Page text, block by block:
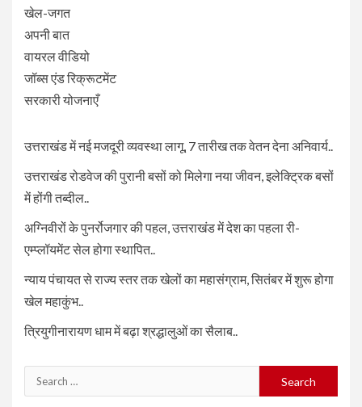
खेल-जगत
अपनी बात
वायरल वीडियो
जॉब्स एंड रिक्रूटमेंट
सरकारी योजनाएँ
उत्तराखंड में नई मजदूरी व्यवस्था लागू, 7 तारीख तक वेतन देना अनिवार्य..
उत्तराखंड रोडवेज की पुरानी बसों को मिलेगा नया जीवन, इलेक्ट्रिक बसों
में होंगी तब्दील..
अग्निवीरों के पुनर्रोजगार की पहल, उत्तराखंड में देश का पहला री-
एम्प्लॉयमेंट सेल होगा स्थापित..
न्याय पंचायत से राज्य स्तर तक खेलों का महासंग्राम, सितंबर में शुरू होगा
खेल महाकुंभ..
त्रियुगीनारायण धाम में बढ़ा श्रद्धालुओं का सैलाब..
Search
for: